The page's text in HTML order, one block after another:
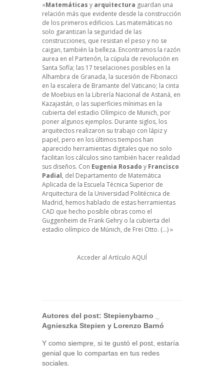
«Matemáticas y arquitectura guardan una
relación más que evidente desde la construcción
de los primeros edificios. Las matemáticas no
solo garantizan la seguridad de las
construcciones, que resistan el peso y no se
caigan, también la belleza. Encontramos la razón
aurea en el Partenón, la cúpula de revolución en
Santa Sofía; las 17 teselaciones posibles en la
Alhambra de Granada, la sucesión de Fibonacci
en la escalera de Bramante del Vaticano; la cinta
de Moebius en la Librería Nacional de Astaná, en
Kazajastán, o las superficies mínimas en la
cubierta del estadio Olímpico de Munich, por
poner algunos ejemplos. Durante siglos, los
arquitectos realizaron su trabajo con lápiz y
papel, pero en los últimos tiempos han
aparecido herramientas digitales que no solo
facilitan los cálculos sino también hacer realidad
sus diseños. Con Eugenia Rosado y Francisco
Padial, del Departamento de Matemática
Aplicada de la Escuela Técnica Superior de
Arquitectura de la Universidad Politécnica de
Madrid, hemos hablado de estas herramientas
CAD que hecho posible obras como el
Guggenheim de Frank Gehry o la cubierta del
estadio olímpico de Múnich, de Frei Otto. (…) »
Acceder al Artículo AQUÍ
Autores del post: Stepienybarno
Agnieszka Stepien y Lorenzo Barnó
Y como siempre, si te gustó el post, estaría
genial que lo compartas en tus redes
sociales.